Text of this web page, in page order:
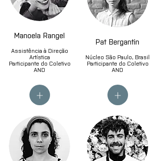
Manoela Rangel
Assistência à Direção
Artística
Participante do Coletivo
AND
+
Pat Bergantin
Núcleo São Paulo, Brasil
Participante do Coletivo
AND
+